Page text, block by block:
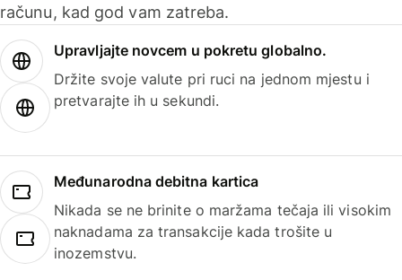
računu, kad god vam zatreba.
Upravljajte novcem u pokretu globalno.
Držite svoje valute pri ruci na jednom mjestu i
pretvarajte ih u sekundi.
Međunarodna debitna kartica
Nikada se ne brinite o maržama tečaja ili visokim
naknadama za transakcije kada trošite u
inozemstvu.